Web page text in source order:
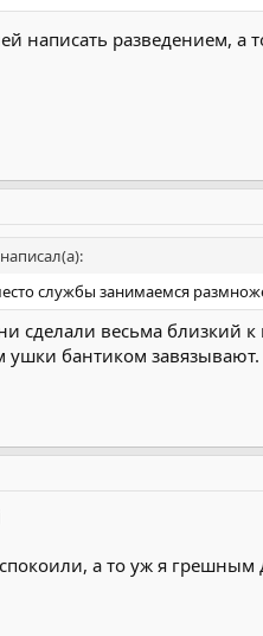
написать разведением, а
службы занимаемся
сделали весьма близкий
ушки бантиком
а то уж я грешным